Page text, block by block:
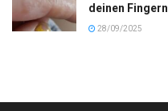
deinen Fingern
28/09/2025